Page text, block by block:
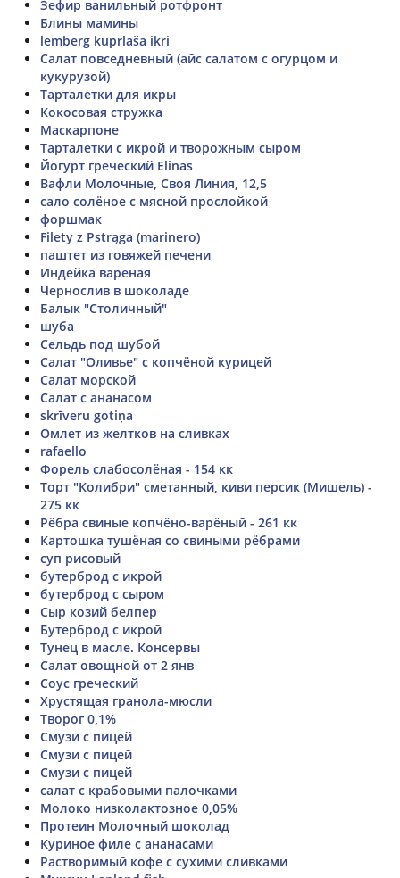
Зефир ванильный ротфронт
Блины мамины
lemberg kuprlaša ikri
Салат повседневный (айс салатом с огурцом и
кукурузой)
Тарталетки для икры
Кокосовая стружка
Маскарпоне
Тарталетки с икрой и творожным сыром
Йогурт греческий Elinas
Вафли Молочные, Своя Линия, 12,5
сало солёное с мясной прослойкой
форшмак
Filety z Pstrąga (marinero)
паштет из говяжей печени
Индейка вареная
Чернослив в шоколаде
Балык "Столичный"
шуба
Сельдь под шубой
Салат "Оливье" с копчёной курицей
Салат морской
Салат с ананасом
skrīveru gotiņa
Омлет из желтков на сливках
rafaello
Форель слабосолёная - 154 кк
Торт "Колибри" сметанный, киви персик (Мишель) -
275 кк
Рёбра свиные копчёно-варёный - 261 кк
Картошка тушёная со свиными рёбрами
суп рисовый
бутерброд с икрой
бутерброд с сыром
Сыр козий белпер
Бутерброд с икрой
Тунец в масле. Консервы
Салат овощной от 2 янв
Соус греческий
Хрустящая гранола-мюсли
Творог 0,1%
Смузи с пицей
Смузи с пицей
Смузи с пицей
салат с крабовыми палочками
Молоко низколактозное 0,05%
Протеин Молочный шоколад
Куриное филе с ананасами
Растворимый кофе с сухими сливками